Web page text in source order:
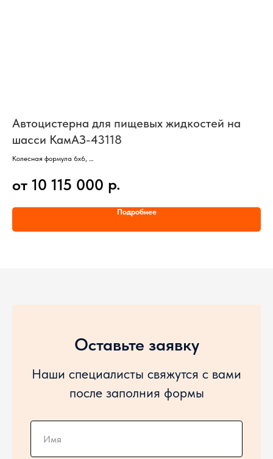
Автоцистерна для пищевых жидкостей на
шасси КамАЗ-43118
Колесная формула 6х6,
3 оси, 6 колес,
Объем цистерны - 9800 литров,
Материал - нержавеющая сталь.
от 10 115 000 р.
Подробнее
Оставьте заявку
Наши специалисты свяжутся с вами
после заполния формы